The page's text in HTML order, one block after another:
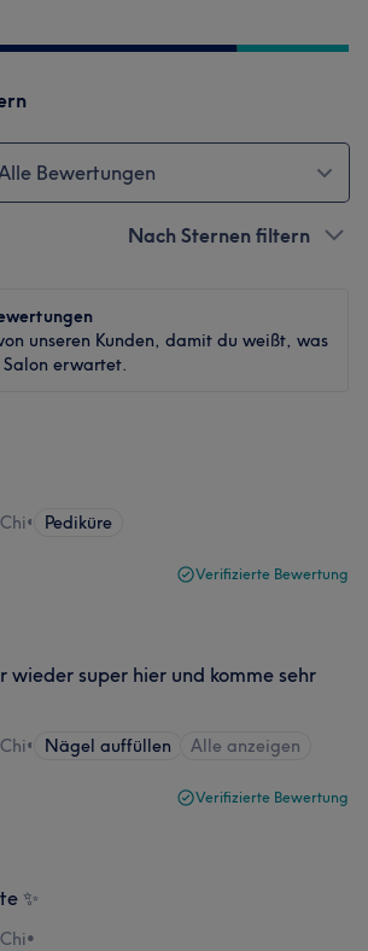
Bewertungen
Nach Sternen filtern
unseren Kunden, damit du weißt, was
erwartet.
• Pediküre
Verifizierte Bewertung
wieder super hier und komme sehr
• Nägel auffüllen Alle anzeigen
Verifizierte Bewertung
✨
•